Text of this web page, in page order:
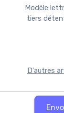
Modèle
tiers
D'autres